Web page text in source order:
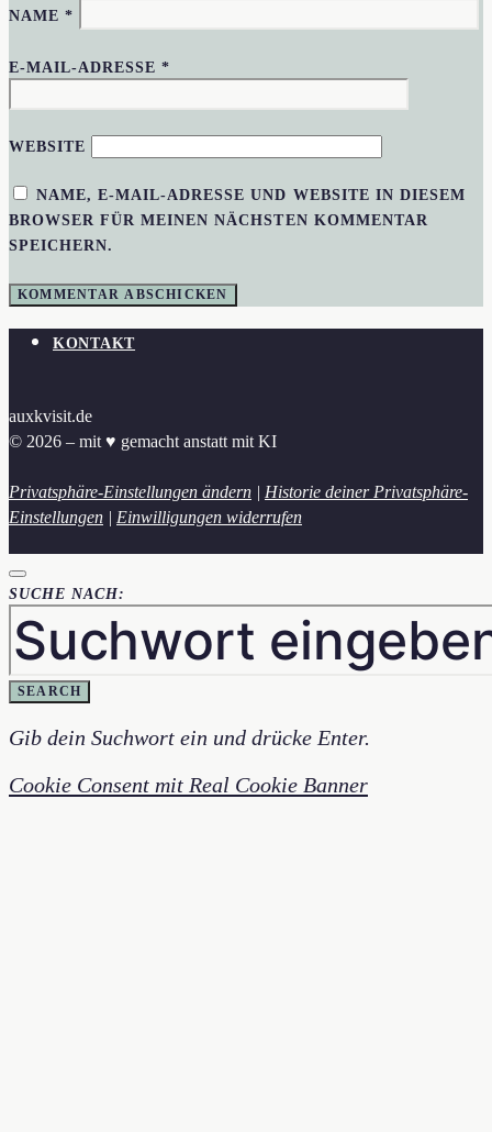
NAME*
E-MAIL-ADRESSE*
WEBSITE
NAME, E-MAIL-ADRESSE UND WEBSITE IN DIESEM
BROWSER FÜR MEINEN NÄCHSTEN KOMMENTAR
SPEICHERN.
KONTAKT
auxkvisit.de
© 2026 – mit ♥︎ gemacht anstatt mit KI
Privatsphäre-Einstellungen ändern | Historie deiner Privatsphäre-
Einstellungen | Einwilligungen widerrufen
SUCHE NACH:
SEARCH
Gib dein Suchwort ein und drücke Enter.
Cookie Consent mit Real Cookie Banner